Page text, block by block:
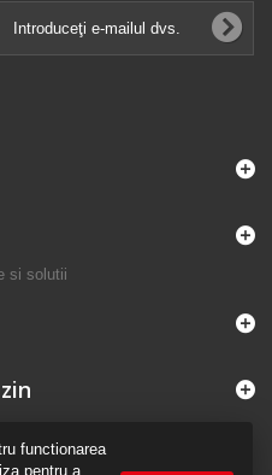
si solutii
functionarea
pentru a